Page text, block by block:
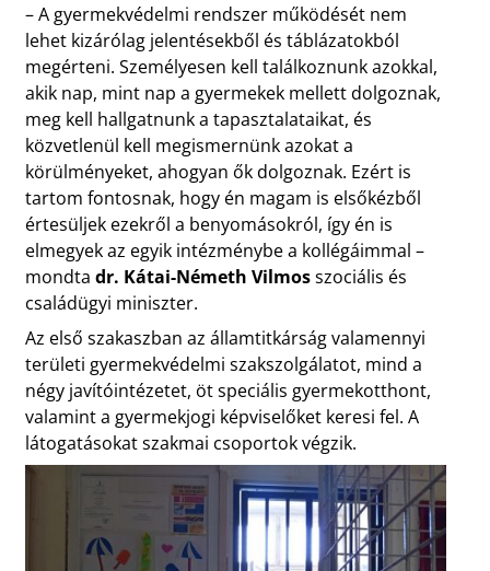
– A gyermekvédelmi rendszer működését nem
lehet kizárólag jelentésekből és táblázatokból
megérteni. Személyesen kell találkoznunk azokkal,
akik nap, mint nap a gyermekek mellett dolgoznak,
meg kell hallgatnunk a tapasztalataikat, és
közvetlenül kell megismernünk azokat a
körülményeket, ahogyan ők dolgoznak. Ezért is
tartom fontosnak, hogy én magam is elsőkézből
értesüljek ezekről a benyomásokról, így én is
elmegyek az egyik intézménybe a kollégáimmal –
mondta dr. Kátai-Németh Vilmosszociális és
családügyi miniszter.
Az első szakaszban az államtitkárság valamennyi
területi gyermekvédelmi szakszolgálatot, mind a
négy javítóintézetet, öt speciális gyermekotthont,
valamint a gyermekjogi képviselőket keresi fel. A
látogatásokat szakmai csoportok végzik.